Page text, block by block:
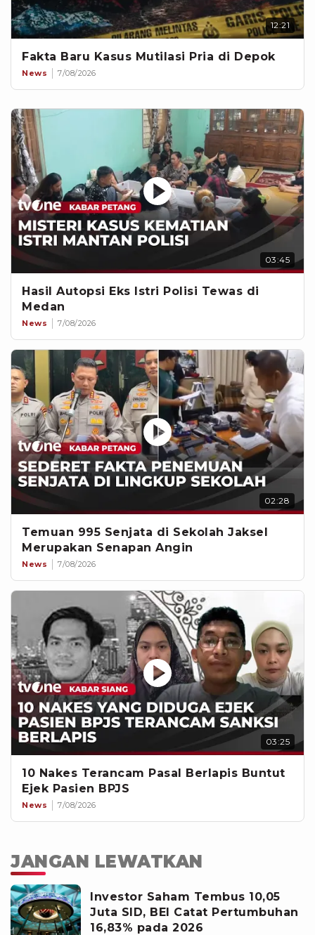
12:21
Fakta Baru Kasus Mutilasi Pria di Depok
News 7/08/2026
03:45
Hasil Autopsi Eks Istri Polisi Tewas di
Medan
News 7/08/2026
02:28
Temuan 995 Senjata di Sekolah Jaksel
Merupakan Senapan Angin
News 7/08/2026
03:25
10 Nakes Terancam Pasal Berlapis Buntut
Ejek Pasien BPJS
News 7/08/2026
JANGAN LEWATKAN
Investor Saham Tembus 10,05
Juta SID, BEI Catat Pertumbuhan
16,83% pada 2026